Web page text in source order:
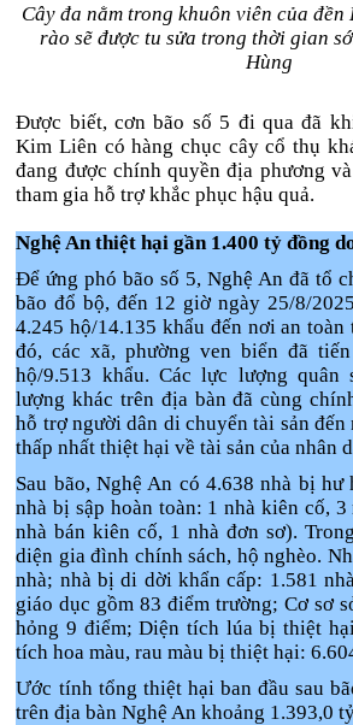
Cây đa nằm trong khuôn viên của đền
rào sẽ được tu sửa trong thời gian
Hùng
Được biết, cơn bão số 5 đi qua đã
Kim Liên có hàng chục cây cổ thụ
đang được chính quyền địa phương
tham gia hỗ trợ khắc phục hậu quả.
Nghệ An thiệt hại gần 1.400 tỷ đồng
Để ứng phó bão số 5, Nghệ An đã tổ
bão đổ bộ, đến 12 giờ ngày 25/8/
4.245 hộ/14.135 khẩu đến nơi an toàn
đó, các xã, phường ven biển đã
hộ/9.513 khẩu. Các lực lượng quân
lượng khác trên địa bàn đã cùng
hỗ trợ người dân di chuyển tài sản đến
thấp nhất thiệt hại về tài sản của nhân
Sau bão, Nghệ An có 4.638 nhà bị hư
nhà bị sập hoàn toàn: 1 nhà kiên cố,
nhà bán kiên cố, 1 nhà đơn sơ).
diện gia đình chính sách, hộ nghèo.
nhà; nhà bị di dời khẩn cấp: 1.581
giáo dục gồm 83 điểm trường; Cơ sơ
hỏng 9 điểm; Diện tích lúa bị thiệt
tích hoa màu, rau màu bị thiệt hại:
Ước tính tổng thiệt hại ban đầu sau
trên địa bàn Nghệ An khoảng 1.393,0